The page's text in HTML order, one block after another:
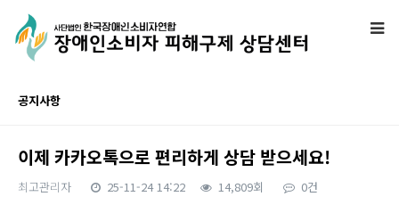
공지사항
이제 카카오톡으로 편리하게 상담 받으세요!
최고관리자 25-11-24 14:22 14,809회 0건